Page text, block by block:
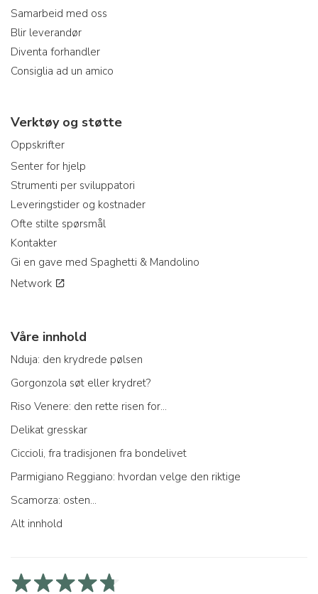
Samarbeid med oss
Blir leverandør
Diventa forhandler
Consiglia ad un amico
Verktøy og støtte
Oppskrifter
Senter for hjelp
Strumenti per sviluppatori
Leveringstider og kostnader
Ofte stilte spørsmål
Kontakter
Gi en gave med Spaghetti & Mandolino
Network
Våre innhold
Nduja: den krydrede pølsen
Gorgonzola søt eller krydret?
Riso Venere: den rette risen for...
Delikat gresskar
Ciccioli, fra tradisjonen fra bondelivet
Parmigiano Reggiano: hvordan velge den riktige
Scamorza: osten...
Alt innhold